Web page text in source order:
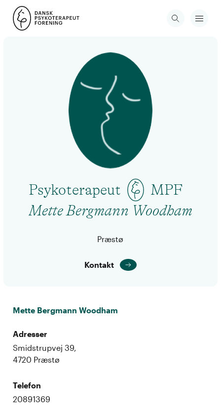
Psykoterapeut
MPF
Mette Bergmann Woodham
Præstø
Kontakt
Mette Bergmann Woodham
Adresser
Smidstrupvej 39,
4720 Præstø
Telefon
20891369